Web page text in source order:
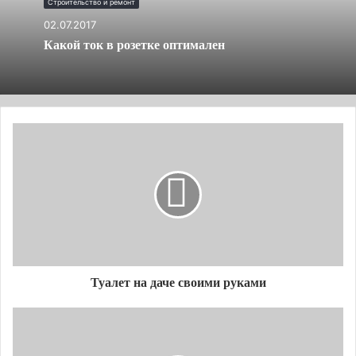
конструкции дома. Итак, приступим.
Мелкозаглубленный ленточный
фундамент
ленточный фундамент под дом отличается от
заглубленного глубиной залегания. У вас может
возникнуть вопрос, а какая именно глубина
величина должна быть меньше глубины
02.07.2017
Какой ток в розетке оптимален
Туалет на даче своими руками